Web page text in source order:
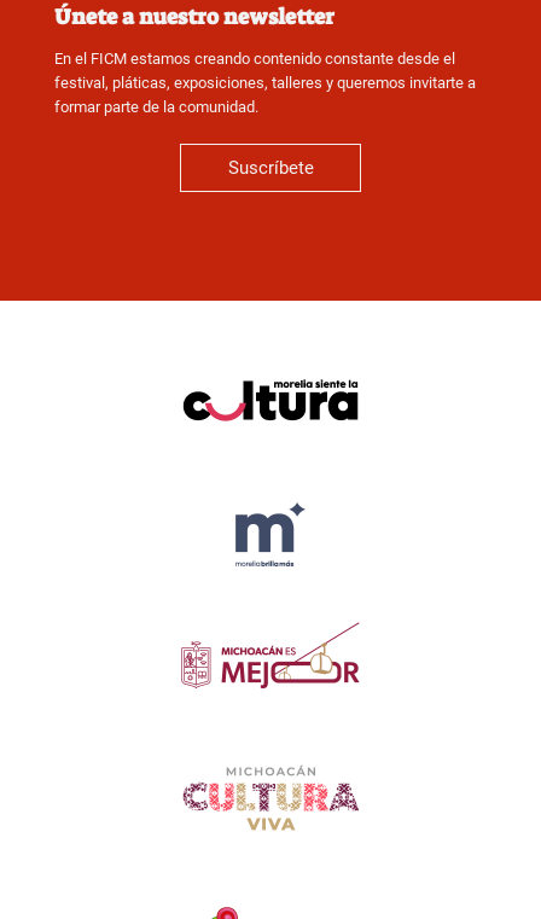
Únete a nuestro newsletter
En el FICM estamos creando contenido constante desde el
festival, pláticas, exposiciones, talleres y queremos invitarte a
formar parte de la comunidad.
Suscríbete